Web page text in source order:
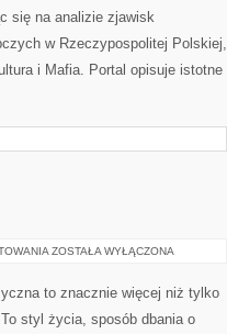
się na analizie zjawisk
w Rzeczypospolitej Polskiej,
i Mafia. Portal opisuje istotne
KARDIO
ZOSTAŁA WYŁĄCZONA
to znacznie więcej niż tylko
styl życia, sposób dbania o